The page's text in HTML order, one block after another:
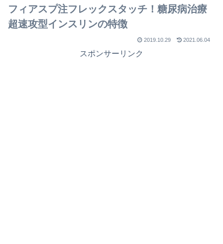
フィアスプ注フレックスタッチ！糖尿病治療
超速攻型インスリンの特徴
2019.10.29 2021.06.04
スポンサーリンク